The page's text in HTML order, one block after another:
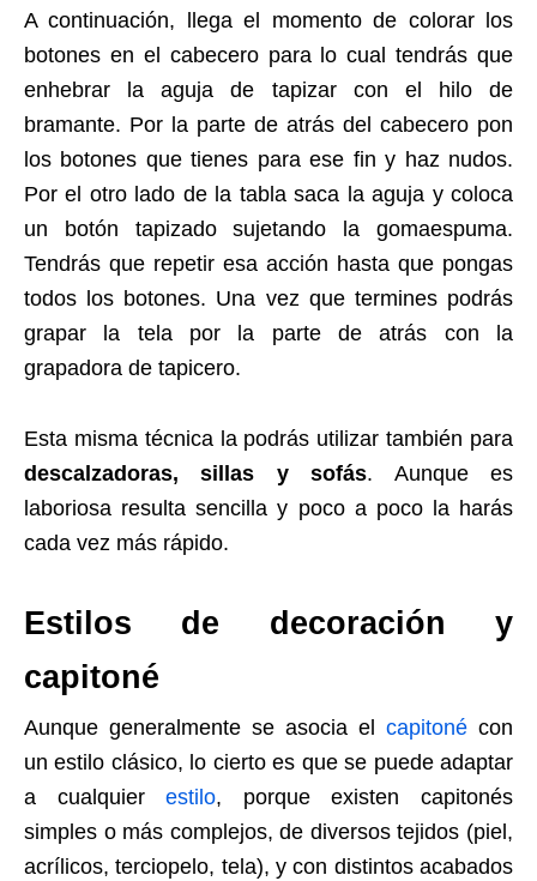
A continuación, llega el momento de colorar los
botones en el cabecero para lo cual tendrás que
enhebrar la aguja de tapizar con el hilo de
bramante. Por la parte de atrás del cabecero pon
los botones que tienes para ese fin y haz nudos.
Por el otro lado de la tabla saca la aguja y coloca
un botón tapizado sujetando la gomaespuma.
Tendrás que repetir esa acción hasta que pongas
todos los botones. Una vez que termines podrás
grapar la tela por la parte de atrás con la
grapadora de tapicero.
Esta misma técnica la podrás utilizar también para
descalzadoras, sillas y sofás. Aunque es
laboriosa resulta sencilla y poco a poco la harás
cada vez más rápido.
Estilos de decoración y
capitoné
Aunque generalmente se asocia el capitoné con
un estilo clásico, lo cierto es que se puede adaptar
a cualquierestilo, porque existen capitonés
simples o más complejos, de diversos tejidos (piel,
acrílicos, terciopelo, tela), y con distintos acabados